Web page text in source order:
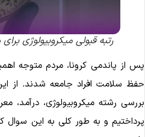
رتبه قبولی میکروبیولوژی برای
از پاندمی کرونا، مردم متوجه
سلامت افراد جامعه شدند. از
رشته میکروبیولوژی، درآمد،
و به طور کلی به این سوال